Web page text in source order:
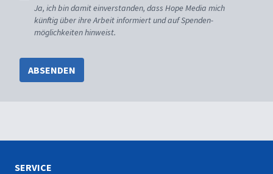
Ja, ich bin damit einverstanden, dass Hope Media mich
künftig über ihre Arbeit informiert und auf Spenden-
möglichkeiten hinweist.
ABSENDEN
SERVICE